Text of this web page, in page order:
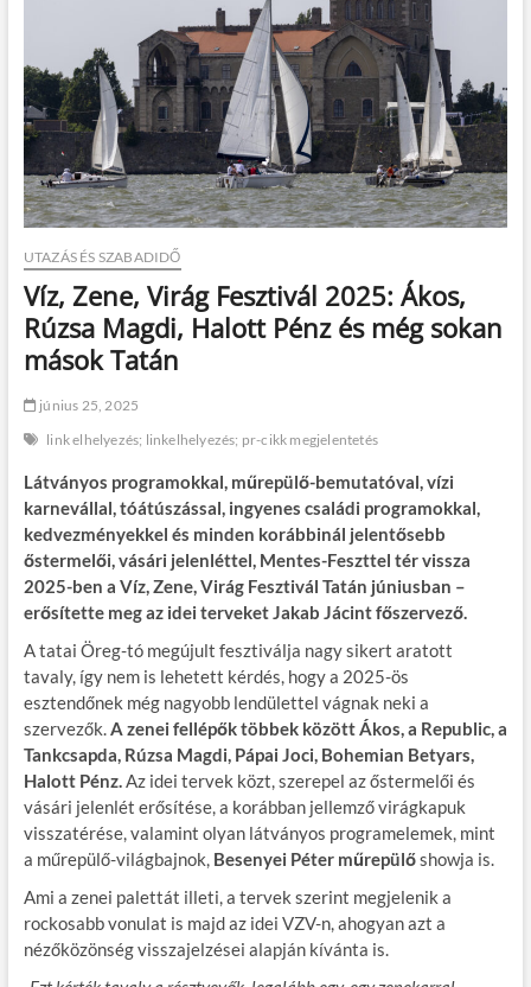
UTAZÁS ÉS SZABADIDŐ
Víz, Zene, Virág Fesztivál 2025: Ákos,
Rúzsa Magdi, Halott Pénz és még sokan
mások Tatán
június 25, 2025
link elhelyezés; linkelhelyezés; pr-cikk megjelentetés
Látványos programokkal, műrepülő-bemutatóval, vízi
karnevállal, tóátúszással, ingyenes családi programokkal,
kedvezményekkel és minden korábbinál jelentősebb
őstermelői, vásári jelenléttel, Mentes-Feszttel tér vissza
2025-ben a Víz, Zene, Virág Fesztivál Tatán júniusban –
erősítette meg az idei terveket Jakab Jácint főszervező.
A tatai Öreg-tó megújult fesztiválja nagy sikert aratott
tavaly, így nem is lehetett kérdés, hogy a 2025-ös
esztendőnek még nagyobb lendülettel vágnak neki a
szervezők.A zenei fellépők többek között Ákos, a Republic, a
Tankcsapda, Rúzsa Magdi, Pápai Joci, Bohemian Betyars,
Halott Pénz.Az idei tervek közt, szerepel az őstermelői és
vásári jelenlét erősítése, a korábban jellemző virágkapuk
visszatérése, valamint olyan látványos programelemek, mint
a műrepülő-világbajnok, Besenyei Péter műrepülőshowja is.
Ami a zenei palettát illeti, a tervek szerint megjelenik a
rockosabb vonulat is majd az idei VZV-n, ahogyan azt a
nézőközönség visszajelzései alapján kívánta is.